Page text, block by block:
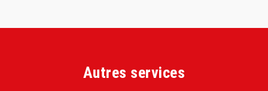
Autres services